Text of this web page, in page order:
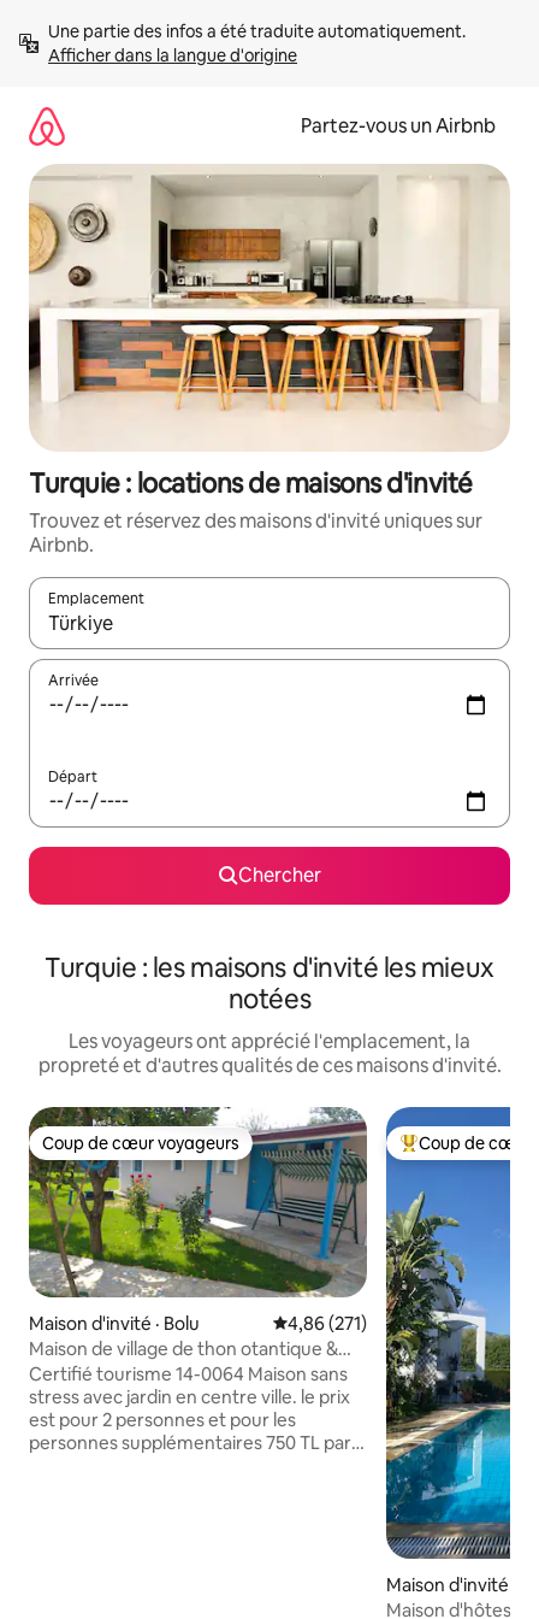
directement
Afficher dans la langue d'origine
Partez-vous un Airbnb
Turquie : locations de maisons d'invité
Trouvez et réservez des maisons d'invité uniques sur
Airbnb.
Emplacement
Quand les résultats sont affichés, parcourez-les en utilisant
Arrivée
Départ
Chercher
Turquie : les maisons d'invité les mieux
notées
Les voyageurs ont apprécié l'emplacement, la
propreté et d'autres qualités de ces maisons d'invité.
Coup de cœur voyageurs
Coup de cœur voyageurs
Maison d'invité · Bolu Note moyenne de 4,86 sur 5,
4,86 (271)
Maison de village de thon otantique &
Maison de jardin d'un étage
Certifié tourisme 14-0064 Maison sans
stress avec jardin en centre ville. le prix
est pour 2 personnes et pour les
personnes supplémentaires 750 TL par
Coup de cœur
Coup de cœur
Maison d'invité ·
lu
Maison d'hôtes,